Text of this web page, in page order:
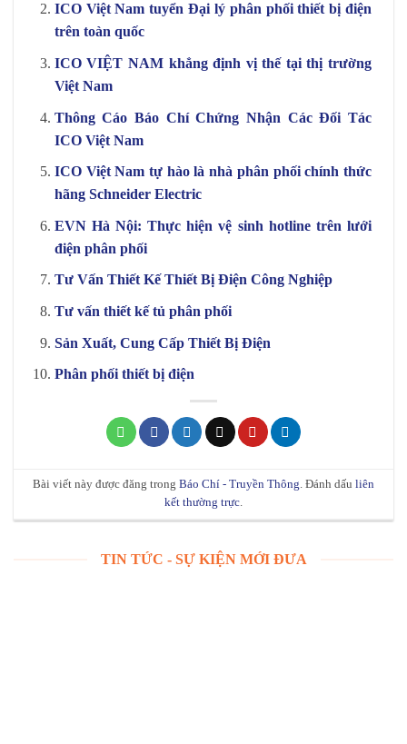
ICO Việt Nam tuyển Đại lý phân phối thiết bị điện
trên toàn quốc
ICO VIỆT NAM khẳng định vị thế tại thị trường
Việt Nam
Thông Cáo Báo Chí Chứng Nhận Các Đối Tác
ICO Việt Nam
ICO Việt Nam tự hào là nhà phân phối chính thức
hãng Schneider Electric
EVN Hà Nội: Thực hiện vệ sinh hotline trên lưới
điện phân phối
Tư Vấn Thiết Kế Thiết Bị Điện Công Nghiệp
Tư vấn thiết kế tủ phân phối
Sản Xuất, Cung Cấp Thiết Bị Điện
Phân phối thiết bị điện
Bài viết này được đăng trong Báo Chí - Truyền Thông. Đánh dấu liên
kết thường trực.
TIN TỨC - SỰ KIỆN MỚI ĐƯA